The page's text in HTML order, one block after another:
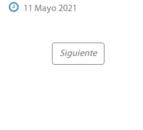
11 Mayo 2021
Siguiente